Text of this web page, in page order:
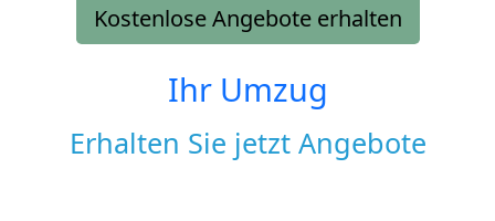
Kostenlose Angebote erhalten
Ihr Umzug
Erhalten Sie jetzt Angebote